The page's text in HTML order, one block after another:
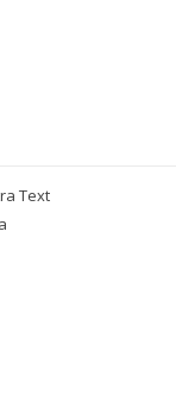
Text